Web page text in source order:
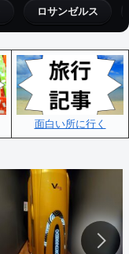
ロサンゼルス
面白い所に行く